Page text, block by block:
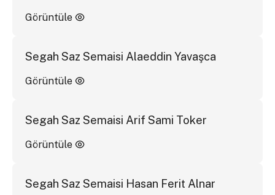
Görüntüle
Segah Saz Semaisi Alaeddin Yavaşca
Görüntüle
Segah Saz Semaisi Arif Sami Toker
Görüntüle
Segah Saz Semaisi Hasan Ferit Alnar